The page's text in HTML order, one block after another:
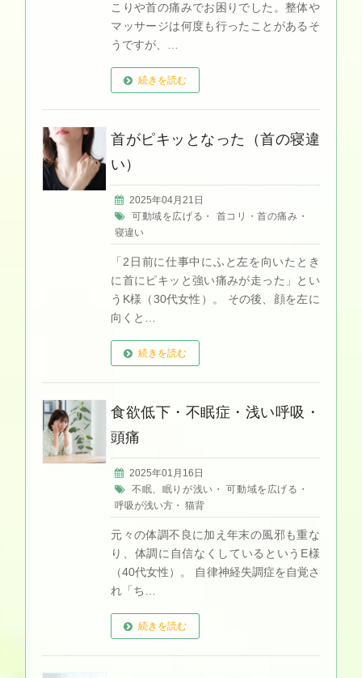
こりや首の痛みでお困りでした。整体や
マッサージは何度も行ったことがあるそ
うですが、…
続きを読む
首がピキッとなった（首の寝違
い）
2025年04月21日
可動域を広げる ・ 首コリ・首の痛み・
寝違い
「2日前に仕事中にふと左を向いたとき
に首にピキッと強い痛みが走った」とい
うK様（30代女性）。 その後、顔を左に
向くと…
続きを読む
食欲低下・不眠症・浅い呼吸・
頭痛
2025年01月16日
不眠、眠りが浅い ・可動域を広げる ・
呼吸が浅い方 ・猫背
元々の体調不良に加え年末の風邪も重な
り、体調に自信なくしているというE様
（40代女性）。 自律神経失調症を自覚さ
れ「ち…
続きを読む